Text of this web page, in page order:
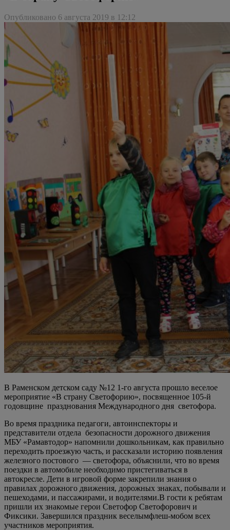
Опубликовано 6 августа 2019 в 12:12
В Раменском детском саду №12 1-го августа прошло веселое
мероприятие «В страну Светофорию», посвященное 105-й
годовщине празднования Международного дня светофора.
Во время праздника педагоги, автоинспекторы и
представители отдела безопасности дорожного движения
МБУ «Рамавтодор» напомнили дошкольникам, как правильно
переходить проезжую часть, и рассказали историю появления
железного постового — светофора, объяснили, что во время
поездки в автомобиле необходимо пристегиваться в
автокресле. Дети в игровой форме закрепили знания о
правилах дорожного движения, дорожных знаках, побывали и
пешеходами, и пассажирами, и водителями.В гости к ребятам
пришли их знакомые герои Светофор Светофорович и
Фиксики. Завершился праздник веселымфлеш-мобом всех
участников мероприятия.